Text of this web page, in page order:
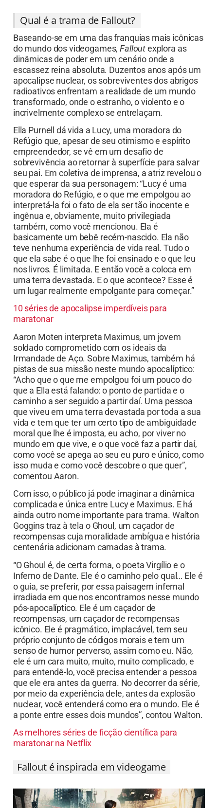
Qual é a trama de Fallout?
Baseando-se em uma das franquias mais icônicas
do mundo dos videogames,Falloutexplora as
dinâmicas de poder em um cenário onde a
escassez reina absoluta. Duzentos anos após um
apocalipse nuclear, os sobreviventes dos abrigos
radioativos enfrentam a realidade de um mundo
transformado, onde o estranho, o violento e o
incrivelmente complexo se entrelaçam.
Ella Purnell dá vida a Lucy, uma moradora do
Refúgio que, apesar de seu otimismo e espírito
empreendedor, se vê em um desafio de
sobrevivência ao retornar à superfície para salvar
seu pai. Em coletiva de imprensa, a atriz revelou o
que esperar da sua personagem: “Lucy é uma
moradora do Refúgio, e o que me empolgou ao
interpretá-la foi o fato de ela ser tão inocente e
ingênua e, obviamente, muito privilegiada
também, como você mencionou. Ela é
basicamente um bebê recém-nascido. Ela não
teve nenhuma experiência de vida real. Tudo o
que ela sabe é o que lhe foi ensinado e o que leu
nos livros. É limitada. E então você a coloca em
uma terra devastada. E o que acontece? Esse é
um lugar realmente empolgante para começar.”
10 séries de apocalipse imperdíveis para
maratonar
Aaron Moten interpreta Maximus, um jovem
soldado comprometido com os ideais da
Irmandade de Aço. Sobre Maximus, também há
pistas de sua missão neste mundo apocalíptico:
“Acho que o que me empolgou foi um pouco do
que a Ella está falando: o ponto de partida e o
caminho a ser seguido a partir daí. Uma pessoa
que viveu em uma terra devastada por toda a sua
vida e tem que ter um certo tipo de ambiguidade
moral que lhe é imposta, eu acho, por viver no
mundo em que vive, e o que você faz a partir daí,
como você se apega ao seu eu puro e único, como
isso muda e como você descobre o que quer”,
comentou Aaron.
Com isso, o público já pode imaginar a dinâmica
complicada e única entre Lucy e Maximus. E há
ainda outro nome importante para trama. Walton
Goggins traz à tela o Ghoul, um caçador de
recompensas cuja moralidade ambígua e história
centenária adicionam camadas à trama.
“O Ghoul é, de certa forma, o poeta Virgílio e o
Inferno de Dante. Ele é o caminho pelo qual… Ele é
o guia, se preferir, por essa paisagem infernal
irradiada em que nos encontramos nesse mundo
pós-apocalíptico. Ele é um caçador de
recompensas, um caçador de recompensas
icônico. Ele é pragmático, implacável, tem seu
próprio conjunto de códigos morais e tem um
senso de humor perverso, assim como eu. Não,
ele é um cara muito, muito, muito complicado, e
para entendê-lo, você precisa entender a pessoa
que ele era antes da guerra. No decorrer da série,
por meio da experiência dele, antes da explosão
nuclear, você entenderá como era o mundo. Ele é
a ponte entre esses dois mundos”, contou Walton.
As melhores séries de ficção científica para
maratonar na Netflix
Fallout é inspirada em videogame